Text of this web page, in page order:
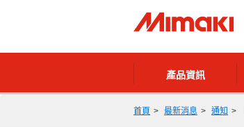
產品資訊
首頁 最新消息 通知